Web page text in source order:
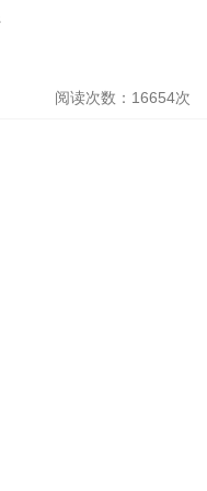
阅读次数：16654次